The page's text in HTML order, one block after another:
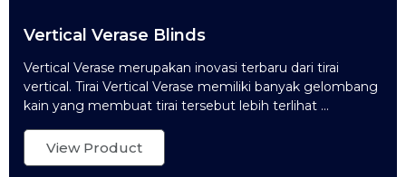
Vertical Verase Blinds
Vertical Verase merupakan inovasi terbaru dari tirai
vertical. Tirai Vertical Verase memiliki banyak gelombang
kain yang membuat tirai tersebut lebih terlihat ...
View Product